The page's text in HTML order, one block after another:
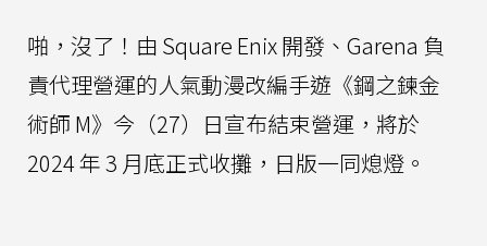
啪，沒了！由 Square Enix 開發、Garena 負
責代理營運的人氣動漫改編手遊《鋼之鍊金
術師 M》今（27）日宣布結束營運，將於
2024 年 3 月底正式收攤，日版一同熄燈。